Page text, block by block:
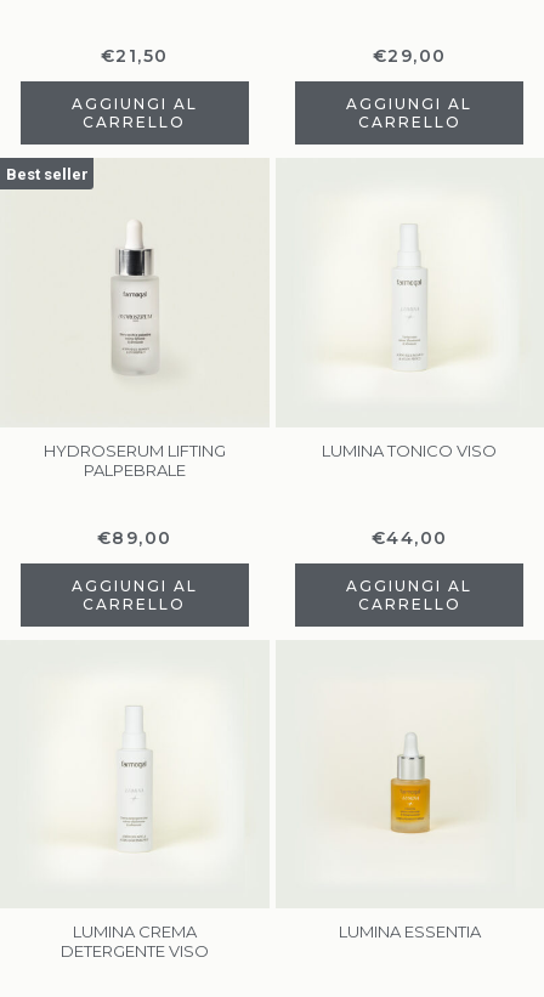
€21,50
AGGIUNGI AL
CARRELLO
€29,00
AGGIUNGI AL
CARRELLO
Best seller
HYDROSERUM LIFTING
PALPEBRALE
€89,00
AGGIUNGI AL
CARRELLO
LUMINA TONICO VISO
€44,00
AGGIUNGI AL
CARRELLO
LUMINA CREMA
DETERGENTE VISO
LUMINA ESSENTIA